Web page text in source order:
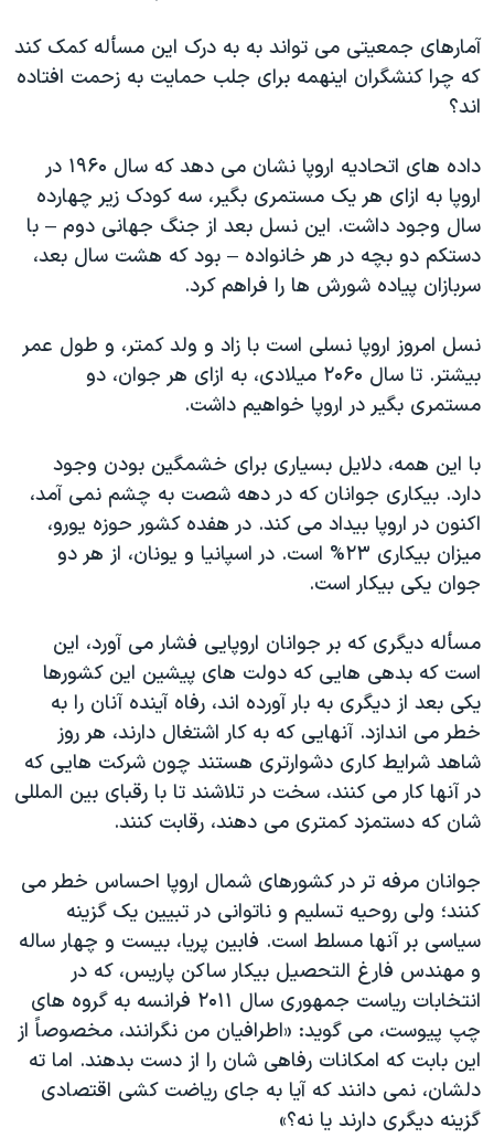
آمارهای جمعیتی می تواند به به درک این مسأله کمک کند
که چرا کنشگران اینهمه برای جلب حمایت به زحمت افتاده
اند؟
داده های اتحادیه اروپا نشان می دهد که سال ۱۹۶۰ در
اروپا به ازای هر یک مستمری بگیر، سه کودک زیر چهارده
سال وجود داشت. این نسل بعد از جنگ جهانی دوم – با
دستکم دو بچه در هر خانواده – بود که هشت سال بعد،
سربازان پیاده شورش ها را فراهم کرد.
نسل امروز اروپا نسلی است با زاد و ولد کمتر، و طول عمر
بیشتر. تا سال ۲۰۶۰ میلادی، به ازای هر جوان، دو
مستمری بگیر در اروپا خواهیم داشت.
با این همه، دلایل بسیاری برای خشمگین بودن وجود
دارد. بیکاری جوانان که در دهه شصت به چشم نمی آمد،
اکنون در اروپا بیداد می کند. در هفده کشور حوزه یورو،
میزان بیکاری ۲۳% است. در اسپانیا و یونان، از هر دو
جوان یکی بیکار است.
مسأله دیگری که بر جوانان اروپایی فشار می آورد، این
است که بدهی هایی که دولت های پیشین این کشورها
یکی بعد از دیگری به بار آورده اند، رفاه آینده آنان را به
خطر می اندازد. آنهایی که به کار اشتغال دارند، هر روز
شاهد شرایط کاری دشوارتری هستند چون شرکت هایی که
در آنها کار می کنند، سخت در تلاشند تا با رقبای بین المللی
شان که دستمزد کمتری می دهند، رقابت کنند.
جوانان مرفه تر در کشورهای شمال اروپا احساس خطر می
کنند؛ ولی روحیه تسلیم و ناتوانی در تبیین یک گزینه
سیاسی بر آنها مسلط است. فابین پریا، بیست و چهار ساله
و مهندس فارغ التحصیل بیکار ساکن پاریس، که در
انتخابات ریاست جمهوری سال ۲۰۱۱ فرانسه به گروه های
چپ پیوست، می گوید: «اطرافیان من نگرانند، مخصوصاً از
این بابت که امکانات رفاهی شان را از دست بدهند. اما ته
دلشان، نمی دانند که آیا به جای ریاضت کشی اقتصادی
گزینه دیگری دارند یا نه؟»